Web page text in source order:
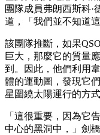
團隊成員弗朗西斯科·
道，「我們並不知道
該團隊推斷，如果
巨大，那麼它的質量
到。因此，他們利用
體的運動圖，發現它
星圍繞太陽運行的方
「這很重要，因為它
中心的黑洞中，」劍